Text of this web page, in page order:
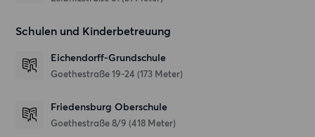
Schulen und Kinderbetreuung
Eichendorff-Grundschule
Goethestraße 19-24 (173 Meter)
Friedensburg Oberschule
Goethestraße 8/9 (418 Meter)